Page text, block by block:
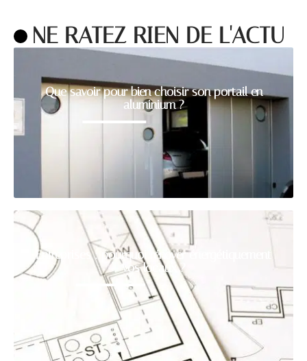
NE RATEZ RIEN DE L'ACTU
Que savoir pour bien choisir son portail en
aluminium ?
Entreprises : pourquoi rénover énergétiquement
vos locaux ?